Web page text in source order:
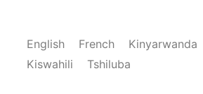
English French Kinyarwanda
Kiswahili
Tshiluba